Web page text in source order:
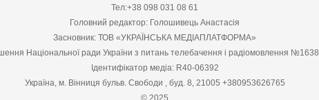
Тел:+38 098 031 08 61
Головний редактор: Голошивець Анастасія
Засновник: ТОВ «УКРАЇНСЬКА МЕДІАПЛАТФОРМА»
Національної ради України з питань телебачення і радіомовлення №1638
Ідентифікатор медіа: R40-06392
Україна, м. Вінниця бульв. Свободи , буд. 8, 21005 +380953626765